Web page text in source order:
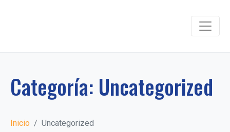
Categoría: Uncategorized
Inicio Uncategorized